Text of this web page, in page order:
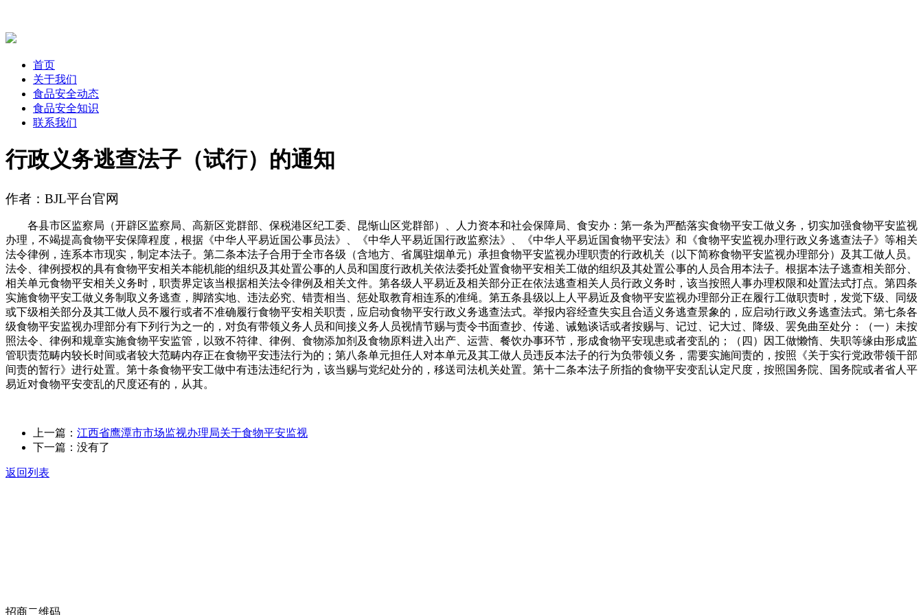
首页
关于我们
食品安全动态
食品安全知识
联系我们
行政义务逃查法子（试行）的通知
作者：BJL平台官网
各县市区监察局（开辟区监察局、高新区党群部、保税港区纪工委、昆惭山区党群部）、人力资本和社会保障局、食安办：第一条为严酷落实食物平安工做义务，切实加强食物平安监视
办理，不竭提高食物平安保障程度，根据《中华人平易近国公事员法》、《中华人平易近国行政监察法》、《中华人平易近国食物平安法》和《食物平安监视办理行政义务逃查法子》等相关
法令律例，连系本市现实，制定本法子。第二条本法子合用于全市各级（含地方、省属驻烟单元）承担食物平安监视办理职责的行政机关（以下简称食物平安监视办理部分）及其工做人员。
法令、律例授权的具有食物平安相关本能机能的组织及其处置公事的人员和国度行政机关依法委托处置食物平安相关工做的组织及其处置公事的人员合用本法子。根据本法子逃查相关部分、
相关单元食物平安相关义务时，职责界定该当根据相关法令律例及相关文件。第各级人平易近及相关部分正在依法逃查相关人员行政义务时，该当按照人事办理权限和处置法式打点。第四条
实施食物平安工做义务制取义务逃查，脚踏实地、违法必究、错责相当、惩处取教育相连系的准绳。第五条县级以上人平易近及食物平安监视办理部分正在履行工做职责时，发觉下级、同级
或下级相关部分及其工做人员不履行或者不准确履行食物平安相关职责，应启动食物平安行政义务逃查法式。举报内容经查失实且合适义务逃查景象的，应启动行政义务逃查法式。第七条各
级食物平安监视办理部分有下列行为之一的，对负有带领义务人员和间接义务人员视情节赐与责令书面查抄、传递、诫勉谈话或者按赐与、记过、记大过、降级、罢免曲至处分：（一）未按
照法令、律例和规章实施食物平安监管，以致不符律、律例、食物添加剂及食物原料进入出产、运营、餐饮办事环节，形成食物平安现患或者变乱的；（四）因工做懒惰、失职等缘由形成监
管职责范畴内较长时间或者较大范畴内存正在食物平安违法行为的；第八条单元担任人对本单元及其工做人员违反本法子的行为负带领义务，需要实施间责的，按照《关于实行党政带领干部
间责的暂行》进行处置。第十条食物平安工做中有违法违纪行为，该当赐与党纪处分的，移送司法机关处置。第十二条本法子所指的食物平安变乱认定尺度，按照国务院、国务院或者省人平
易近对食物平安变乱的尺度还有的，从其。
上一篇： 江西省鹰潭市市场监视办理局关于食物平安监视
下一篇：没有了
返回列表
招商二维码